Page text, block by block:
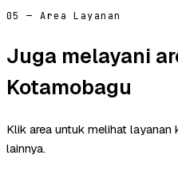
05 — Area Layanan
Juga melayani
Kotamobagu
Klik area untuk melihat
lainnya.